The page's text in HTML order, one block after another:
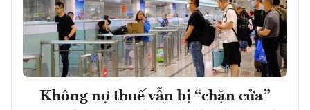
Không nợ thuế vẫn bị “chặn cửa”